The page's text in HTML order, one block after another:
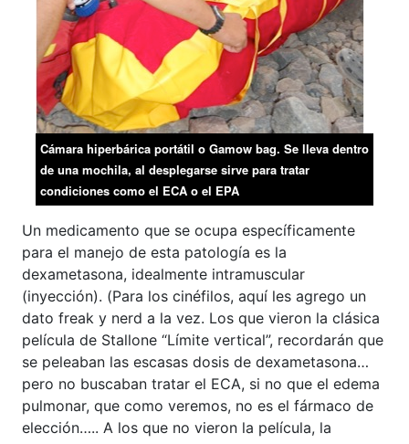
Cámara hiperbárica portátil o Gamow bag. Se lleva dentro
de una mochila, al desplegarse sirve para tratar
condiciones como el ECA o el EPA
Un medicamento que se ocupa específicamente
para el manejo de esta patología es la
dexametasona, idealmente intramuscular
(inyección). (Para los cinéfilos, aquí les agrego un
dato freak y nerd a la vez. Los que vieron la clásica
película de Stallone “Límite vertical”, recordarán que
se peleaban las escasas dosis de dexametasona…
pero no buscaban tratar el ECA, si no que el edema
pulmonar, que como veremos, no es el fármaco de
elección….. A los que no vieron la película, la